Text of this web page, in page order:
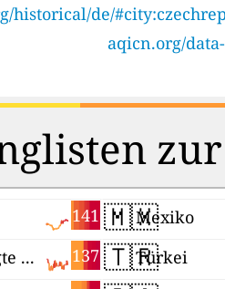
historical/de/
aqicn.org/
141
137
Vereinigte Arabische Emirate
🇲🇽Mexiko
🇹🇷Türkei